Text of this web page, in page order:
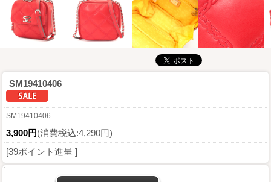
SM19410406
SM19410406
3,900円(消費税込:4,290円)
[39ポイント進呈 ]